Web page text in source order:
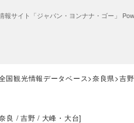
報サイト「ジャパン・ヨンナナ・ゴー」
国観光情報データベース 奈良県 吉
良 吉野 大峰・大台]